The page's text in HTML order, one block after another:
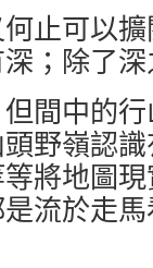
止可以
；除了
間中的
野嶺認
將地圖
流於走